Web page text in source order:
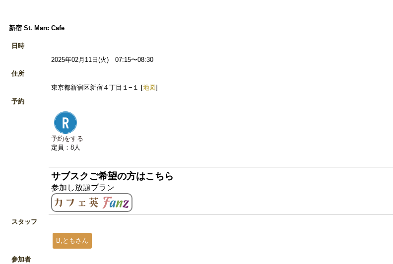
新宿 St. Marc Cafe
日時
2025年02月11日(火) 07:15〜08:30
住所
東京都新宿区新宿４丁目１−１ [地図]
予約
予約をする
定員：8人
サブスクご希望の方はこちら
参加し放題プラン
スタッフ
B,ともさん
参加者